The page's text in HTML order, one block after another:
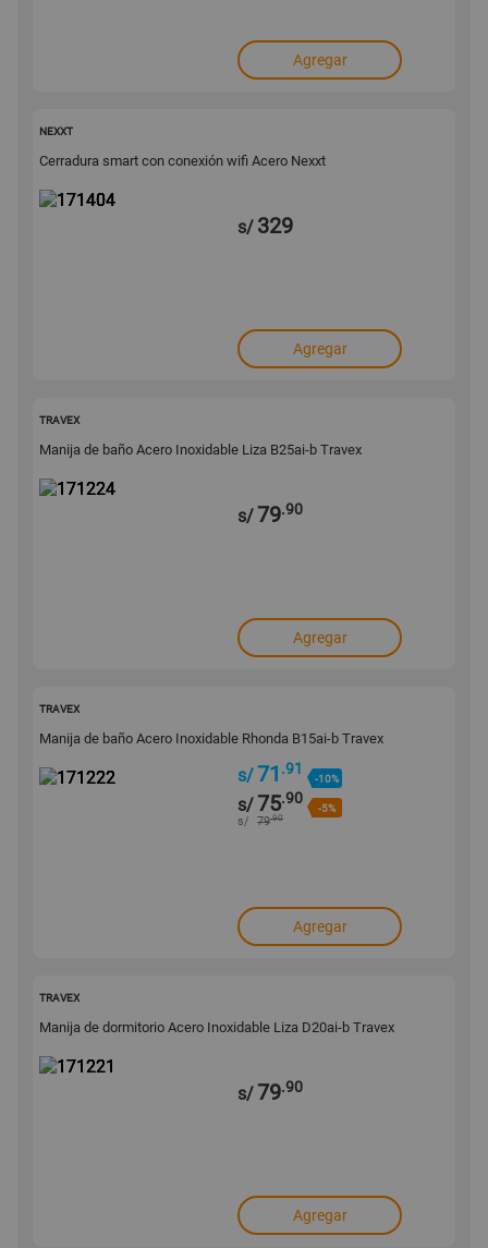
Agregar
NEXXT
Cerradura smart con conexión wifi Acero Nexxt
s/ 329
Agregar
TRAVEX
Manija de baño Acero Inoxidable Liza B25ai-b Travex
s/79.90
Agregar
TRAVEX
Manija de baño Acero Inoxidable Rhonda B15ai-b Travex
s/71 .91
-10%
s/75.90
-5%
s/ 79.90
Agregar
TRAVEX
Manija de dormitorio Acero Inoxidable Liza D20ai-b Travex
s/79.90
Agregar